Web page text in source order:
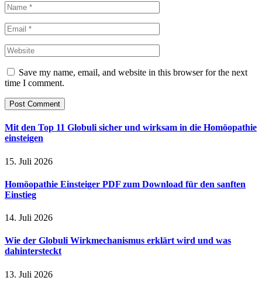
Save my name, email, and website in this browser for the next
time I comment.
Mit den Top 11 Globuli sicher und wirksam in die Homöopathie
einsteigen
15. Juli 2026
Homöopathie Einsteiger PDF zum Download für den sanften
Einstieg
14. Juli 2026
Wie der Globuli Wirkmechanismus erklärt wird und was
dahintersteckt
13. Juli 2026